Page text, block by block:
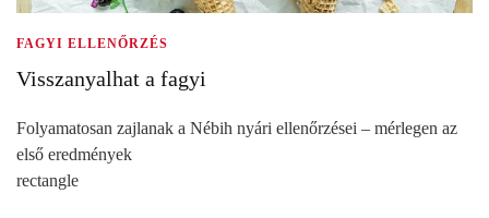
FAGYI ELLENŐRZÉS
Visszanyalhat a fagyi
Folyamatosan zajlanak a Nébih nyári ellenőrzései – mérlegen az
első eredmények
rectangle